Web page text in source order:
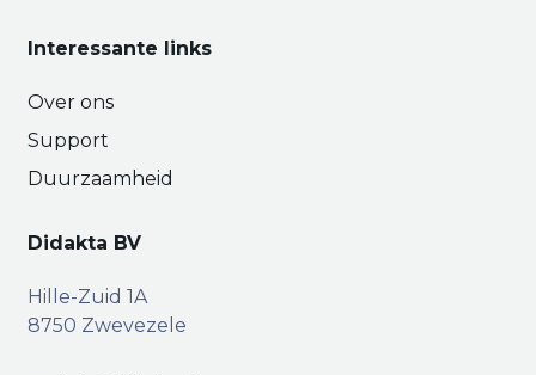
Interessante links
Over ons
Support
Duurzaamheid
Didakta BV
Hille-Zuid 1A
8750 Zwevezele